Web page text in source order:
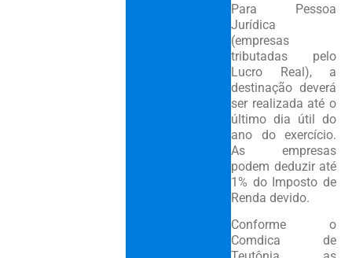
Para Pessoa
Jurídica
(empresas
tributadas pelo
Lucro Real), a
destinação deverá
ser realizada até o
último dia útil do
ano do exercício.
As empresas
podem deduzir até
1% do Imposto de
Renda devido.
Conforme o
Comdica de